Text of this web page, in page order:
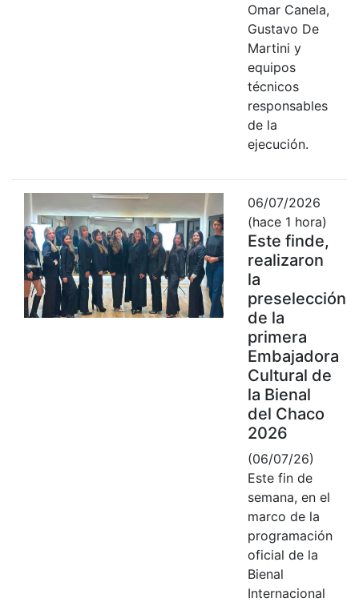
Omar Canela,
Gustavo De
Martini y
equipos
técnicos
responsables
de la
ejecución.
06/07/2026
(hace 1 hora)
Este finde,
realizaron
la
preselección
de la
primera
Embajadora
Cultural de
la Bienal
del Chaco
2026
(06/07/26)
Este fin de
semana, en el
marco de la
programación
oficial de la
Bienal
Internacional